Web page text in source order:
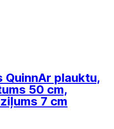
QuinnAr plauktu,
50 cm,
7 cm